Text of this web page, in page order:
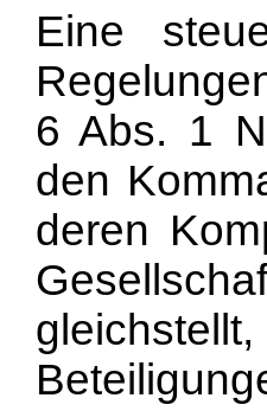
Eine
6 Abs. 1
den
deren